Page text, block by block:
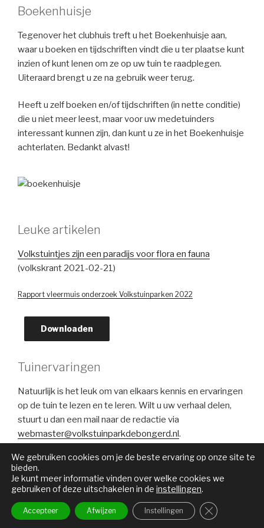
Boekenhuisje
Tegenover het clubhuis treft u het Boekenhuisje aan,
waar u boeken en tijdschriften vindt die u ter plaatse kunt
inzien of kunt lenen om ze op uw tuin te raadplegen.
Uiteraard brengt u ze na gebruik weer terug.
Heeft u zelf boeken en/of tijdschriften (in nette conditie)
die u niet meer leest, maar voor uw medetuinders
interessant kunnen zijn, dan kunt u ze in het Boekenhuisje
achterlaten. Bedankt alvast!
Leuke artikelen
Volkstuintjes zijn een paradijs voor flora en fauna
(volkskrant 2021-02-21)
Rapport vleermuis onderzoek Volkstuinparken 2022
Downloaden
Tuinervaringen
Natuurlijk is het leuk om van elkaars kennis en ervaringen
op de tuin te lezen en te leren. Wilt u uw verhaal delen,
stuurt u dan een mail naar de redactie via
webmaster@volkstuinparkdebongerd.nl.
Privacybeleid © 2026 Tuinpark de Bongerd Amsterdam
We gebruiken cookies om je de beste ervaring op onze site te
bieden.
Je kunt meer informatie vinden over welke cookies we
gebruiken of deze uitschakelen in de instellingen.
Accepteer Afwijzen Instellingen Sluit AVG/